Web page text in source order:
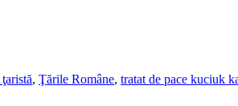
, Ţările Române, tratat de pace kuciuk